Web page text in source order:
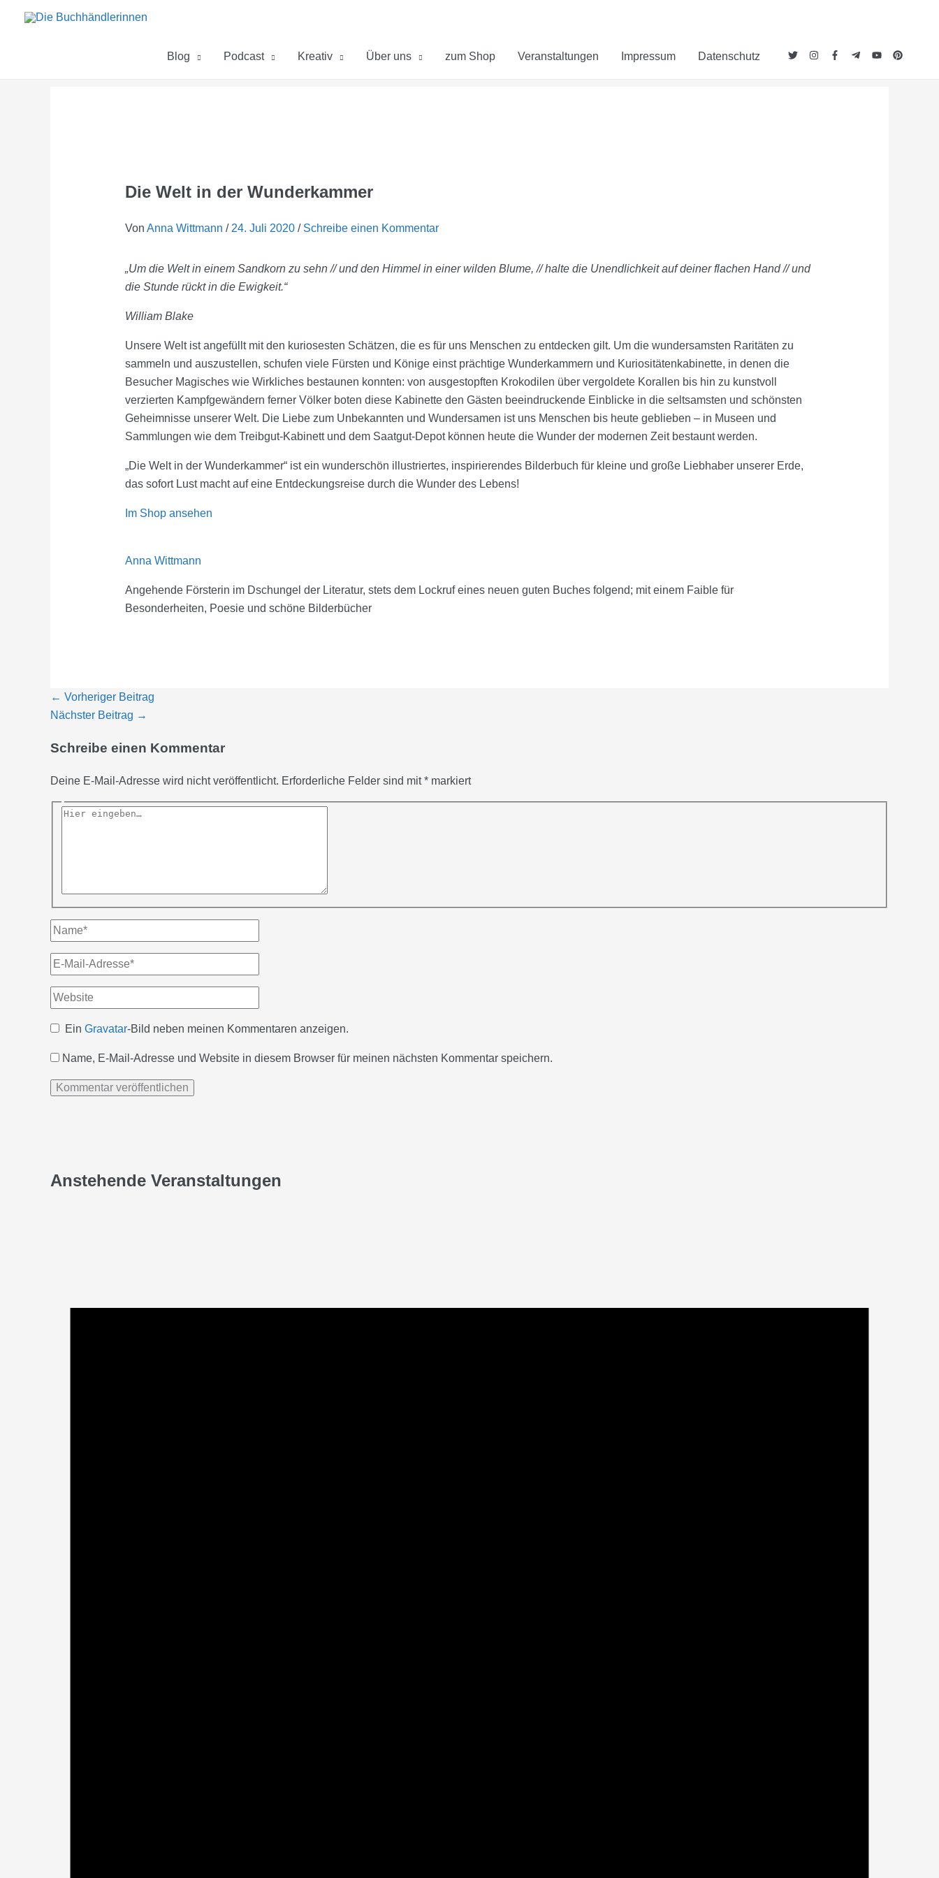
Inhalt
Blog
Podcast Kreativ Über uns zum Shop Veranstaltungen Impressum Datenschutz
Die Welt in der Wunderkammer
Von Anna Wittmann / 24. Juli 2020 / Schreibe einen Kommentar
„Um die Welt in einem Sandkorn zu sehn // und den Himmel in einer wilden Blume, // halte die Unendlichkeit auf deiner flachen Hand // und
die Stunde rückt in die Ewigkeit.“
William Blake
Unsere Welt ist angefüllt mit den kuriosesten Schätzen, die es für uns Menschen zu entdecken gilt. Um die wundersamsten Raritäten zu
sammeln und auszustellen, schufen viele Fürsten und Könige einst prächtige Wunderkammern und Kuriositätenkabinette, in denen die
Besucher Magisches wie Wirkliches bestaunen konnten: von ausgestopften Krokodilen über vergoldete Korallen bis hin zu kunstvoll
verzierten Kampfgewändern ferner Völker boten diese Kabinette den Gästen beeindruckende Einblicke in die seltsamsten und schönsten
Geheimnisse unserer Welt. Die Liebe zum Unbekannten und Wundersamen ist uns Menschen bis heute geblieben – in Museen und
Sammlungen wie dem Treibgut-Kabinett und dem Saatgut-Depot können heute die Wunder der modernen Zeit bestaunt werden.
„Die Welt in der Wunderkammer“ ist ein wunderschön illustriertes, inspirierendes Bilderbuch für kleine und große Liebhaber unserer Erde,
das sofort Lust macht auf eine Entdeckungsreise durch die Wunder des Lebens!
Im Shop ansehen
Anna Wittmann
Angehende Försterin im Dschungel der Literatur, stets dem Lockruf eines neuen guten Buches folgend; mit einem Faible für
Besonderheiten, Poesie und schöne Bilderbücher
← Vorheriger Beitrag
Nächster Beitrag →
Schreibe einen Kommentar
Deine E-Mail-Adresse wird nicht veröffentlicht. Erforderliche Felder sind mit* markiert
Hier
Name*
E-
Adresse*
Website
EinGravatar-Bild neben meinen Kommentaren anzeigen.
Name, E-Mail-Adresse und Website in diesem Browser für meinen nächsten Kommentar speichern.
Anstehende Veranstaltungen